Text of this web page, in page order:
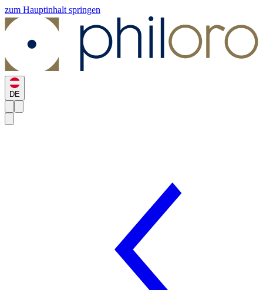
zum Hauptinhalt springen
DE